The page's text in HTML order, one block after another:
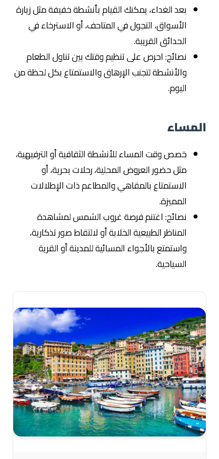
بعد الغداء، يمكنك القيام بأنشطة خفيفة مثل زيارة
الأسواق، التجول في المتاحف، أو الاسترخاء في
الحدائق القريبة.
نصائح: احرص على تنظيم وقتك بين تناول الطعام
والأنشطة لتجنب الإرهاق والاستمتاع بكل لحظة من
اليوم.
المساء
خصص وقت المساء للأنشطة الثقافية أو الترفيهية،
مثل حضور العروض المحلية، رحلات بحرية، أو
الاستمتاع بالمقاهي والمطاعم ذات الإطلالات
المميزة.
نصائح: اغتنم فرصة غروب الشمس لمشاهدة
المناظر الطبيعية الخلابة أو لالتقاط صور تذكارية،
واستمتع بالأجواء المسائية للمدينة أو القرية
السياحية.